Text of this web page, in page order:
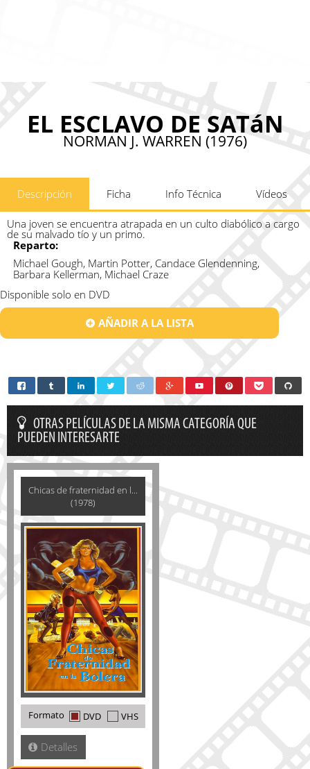
EL ESCLAVO DE SATáN
NORMAN J. WARREN (1976)
Descripción Ficha Info Técnica Vídeos
Una joven se encuentra atrapada en un culto diabólico a cargo
de su malvado tío y un primo.
Reparto:
Michael Gough, Martin Potter, Candace Glendenning,
Barbara Kellerman, Michael Craze
Disponible solo en DVD
AÑADIR A LA LISTA
OTRAS PELÍCULAS DE LA MISMA CATEGORÍA QUE
PUEDEN INTERESARTE
Chicas de fraternidad en l...
(1978)
Formato DVD VHS
Detalles